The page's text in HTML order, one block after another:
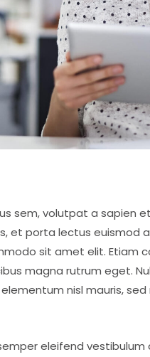
sem, volutpat a sapien
et porta lectus euismod
sit amet elit. Etiam
magna rutrum eget.
nisl mauris,
eleifend